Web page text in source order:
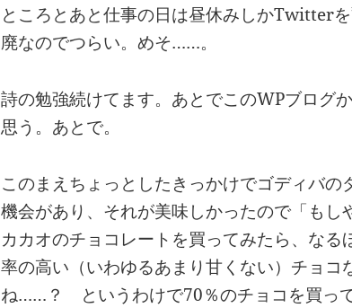
ところとあと仕事の日は昼休みしかTwitter
廃なのでつらい。めそ……。
詩の勉強続けてます。あとでこのWPブログ
思う。あとで。
このまえちょっとしたきっかけでゴディバの
機会があり、それが美味しかったので「も
カカオのチョコレートを買ってみたら、なる
率の高い（いわゆるあまり甘くない）チョコ
ね……？ というわけで70％のチョコを買っ